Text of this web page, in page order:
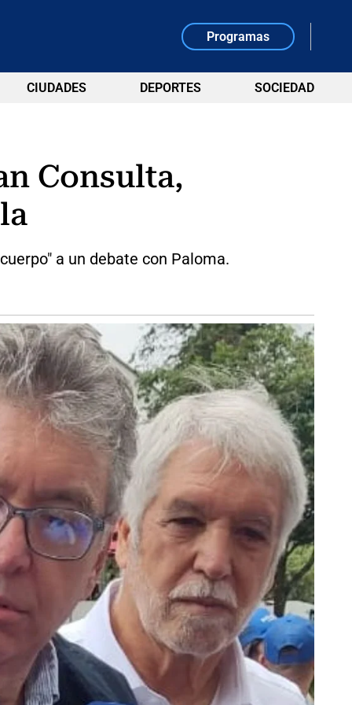
Programas
CIUDADES DEPORTES SOCIEDAD
Consulta,
a un debate con Paloma.